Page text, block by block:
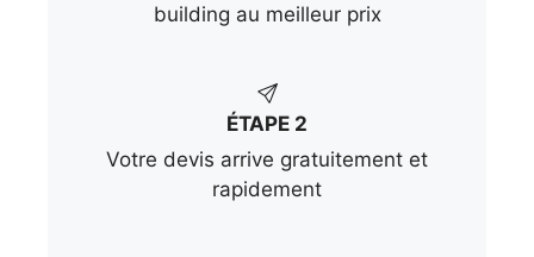
building au meilleur prix
ÉTAPE 2
Votre devis arrive gratuitement et
rapidement